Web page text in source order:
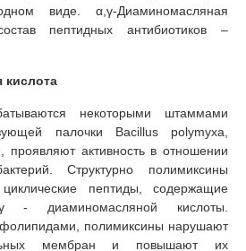
виде. α,γ-Диаминомасляная
пептидных антибиотиков –
кислота
некоторыми штаммами
палочки Bacillus polymyxa,
проявляют активность в отношении
Структурно полимиксины
пептиды, содержащие
- диаминомасляной кислоты.
полимиксины нарушают
мембран и повышают их